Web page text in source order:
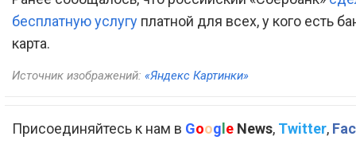
бесплатную услугу платной для всех, у кого есть
карта.
Источник изображений: «Яндекс Картинки»
Присоединяйтесь к нам в Google News, Twitter,